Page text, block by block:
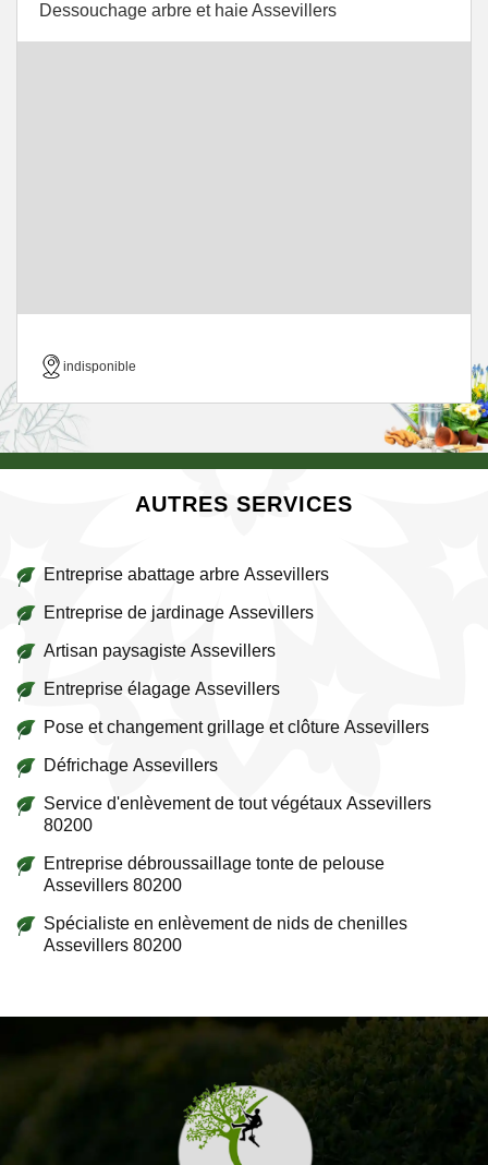
Dessouchage arbre et haie Assevillers
indisponible
AUTRES SERVICES
Entreprise abattage arbre Assevillers
Entreprise de jardinage Assevillers
Artisan paysagiste Assevillers
Entreprise élagage Assevillers
Pose et changement grillage et clôture Assevillers
Défrichage Assevillers
Service d'enlèvement de tout végétaux Assevillers
80200
Entreprise débroussaillage tonte de pelouse
Assevillers 80200
Spécialiste en enlèvement de nids de chenilles
Assevillers 80200